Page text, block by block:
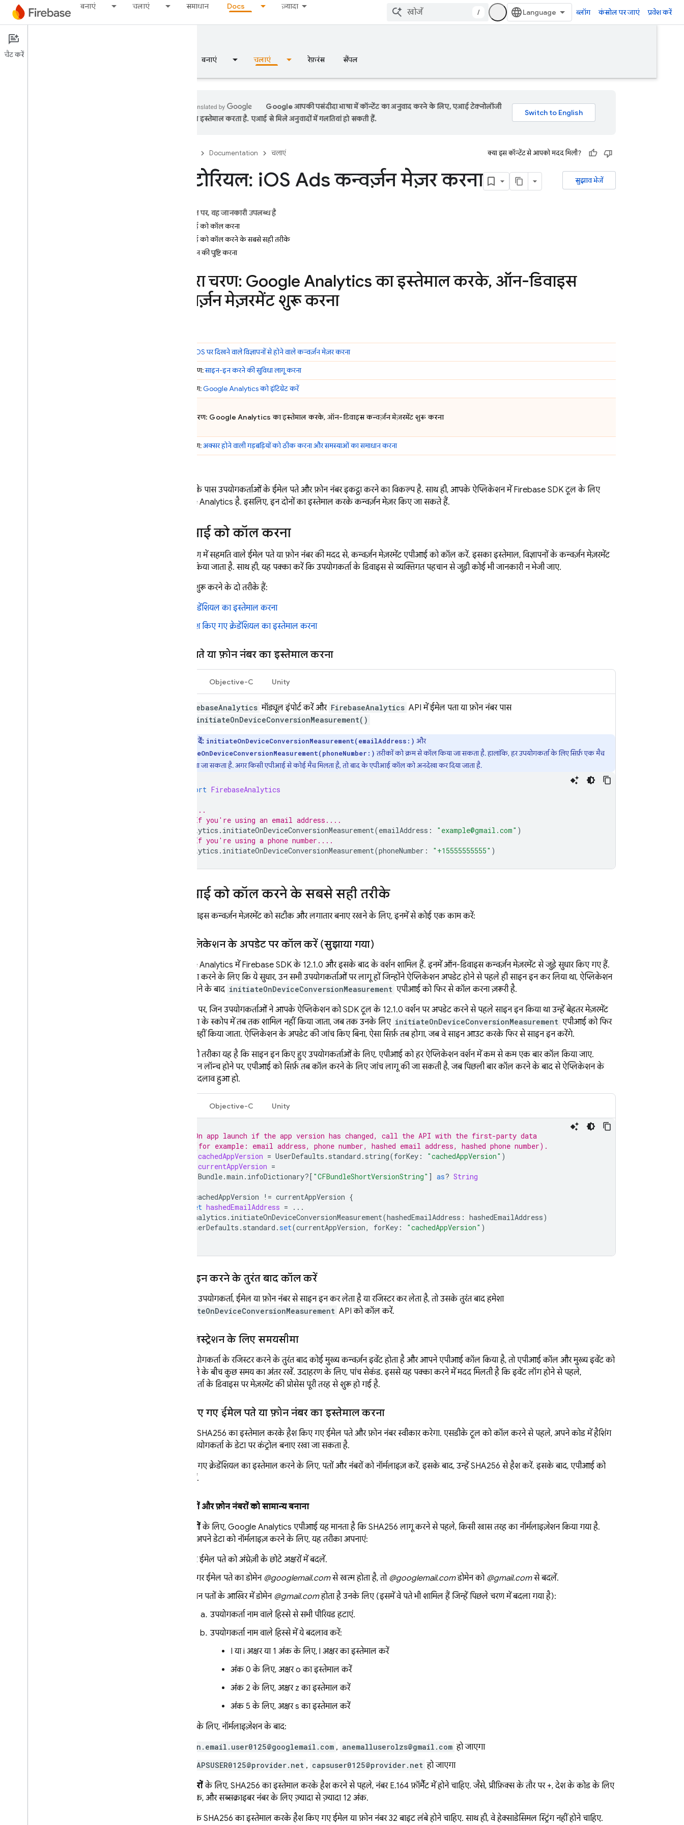
बनाएं चलाएं समाधान Docs ज़्यादा
/ ब्लॉग कंसोल पर जाएं प्रवेश करें
Documentation
खास जानकारी बनाएं चलाएं रेफ़रंस सैंपल
Google आपकी पसंदीदा भाषा में कॉन्टेंट का अनुवाद करने के लिए, एआई टेक्नोलॉजी
का इस्तेमाल करता है. एआई से मिले अनुवादों में गलतियां हो सकती हैं.
Documentation चलाएं क्या इस कॉन्टेंट से आपको मदद मिली?
सुझाव भेजें
ट्यूटोरियल: iOS Ads कन्वर्ज़न मेज़र करना
इस पेज पर, यह जानकारी उपलब्ध है
एपीआई को कॉल करना
एपीआई को कॉल करने के सबसे सही तरीके
इंटिग्रेशन की पुष्टि करना
तीसरा चरण: Google Analyticsका इस्तेमाल करके, ऑन-डिवाइस
कन्वर्ज़न मेज़रमेंट शुरू करना
iOS पर दिखने वाले विज्ञापनों से होने वाले कन्वर्ज़न मेज़र करना
पहला चरण:साइन-इन करने की सुविधा लागू करना
दूसरा चरण:Google Analyticsको इंटिग्रेट करें
तीसरा चरण: Google Analytics का इस्तेमाल करके, ऑन-डिवाइस कन्वर्ज़न मेज़रमेंट शुरू करना
चौथा चरण:अक्सर होने वाली गड़बड़ियों को ठीक करना और समस्याओं का समाधान करना
अब आपके पास उपयोगकर्ताओं के ईमेल पते और फ़ोन नंबर इकट्ठा करने का विकल्प है. साथ ही, आपके ऐप्लिकेशन में Firebase SDK टूल के लिए
Google Analytics है. इसलिए, इन दोनों का इस्तेमाल करके कन्वर्ज़न मेज़र किए जा सकते हैं.
एपीआई को कॉल करना
पहले चरण में सहमति वाले ईमेल पते या फ़ोन नंबर की मदद से, कन्वर्ज़न मेज़रमेंट एपीआई को कॉल करें. इसका इस्तेमाल, विज्ञापनों के कन्वर्ज़न मेज़रमेंट
के लिए किया जाता है. साथ ही, यह पक्का करें कि उपयोगकर्ता के डिवाइस से व्यक्तिगत पहचान से जुड़ी कोई भी जानकारी न भेजी जाए.
मेज़रमेंट शुरू करने के दो तरीके हैं:
क्रेडेंशियल का इस्तेमाल करना
हैश किए गए क्रेडेंशियल का इस्तेमाल करना
ईमेल पते या फ़ोन नंबर का इस्तेमाल करना
Objective-C Unity
FirebaseAnalytics मॉड्यूल इंपोर्ट करें और FirebaseAnalytics API में ईमेल पता या फ़ोन नंबर पास
initiateOnDeviceConversionMeasurement()
ध्यान दें: initiateOnDeviceConversionMeasurement(emailAddress:) और
initiateOnDeviceConversionMeasurement(phoneNumber:) तरीकों को क्रम से कॉल किया जा सकता है. हालांकि, हर उपयोगकर्ता के लिए सिर्फ़ एक मैच
रिपोर्ट किया जा सकता है. अगर किसी एपीआई से कोई मैच मिलता है, तो बाद के एपीआई कॉल को अनदेखा कर दिया जाता है.
import FirebaseAnalytics
// ...
// If you're using an email address....
Analytics . initiateOnDeviceConversionMeasurement(emailAddress : "example@gmail.com" )
// If you're using a phone number....
Analytics . initiateOnDeviceConversionMeasurement(phoneNumber : "+15555555555" )
एपीआई को कॉल करने के सबसे सही तरीके
ऑन-डिवाइस कन्वर्ज़न मेज़रमेंट को सटीक और लगातार बनाए रखने के लिए, इनमें से कोई एक काम करें:
हर ऐप्लिकेशन के अपडेट पर कॉल करें (सुझाया गया)
Google Analytics में Firebase SDK के 12.1.0 और इसके बाद के वर्शन शामिल हैं. इनमें ऑन-डिवाइस कन्वर्ज़न मेज़रमेंट से जुड़े सुधार किए गए हैं.
यह पक्का करने के लिए कि ये सुधार, उन सभी उपयोगकर्ताओं पर लागू हों जिन्होंने ऐप्लिकेशन अपडेट होने से पहले ही साइन इन कर लिया था, ऐप्लिकेशन
अपडेट होने के बाद initiateOnDeviceConversionMeasurement एपीआई को फिर से कॉल करना ज़रूरी है.
खास तौर पर, जिन उपयोगकर्ताओं ने आपके ऐप्लिकेशन को SDK टूल के 12.1.0 वर्शन पर अपडेट करने से पहले साइन इन किया था उन्हें बेहतर मेज़रमेंट
की सुविधा के स्कोप में तब तक शामिल नहीं किया जाता, जब तक उनके लिए initiateOnDeviceConversionMeasurement एपीआई को फिर
से कॉल नहीं किया जाता. ऐप्लिकेशन के अपडेट की जांच किए बिना, ऐसा सिर्फ़ तब होगा, जब वे साइन आउट करके फिर से साइन इन करेंगे.
सबसे सही तरीका यह है कि साइन इन किए हुए उपयोगकर्ताओं के लिए, एपीआई को हर ऐप्लिकेशन वर्शन में कम से कम एक बार कॉल किया जाए.
ऐप्लिकेशन लॉन्च होने पर, एपीआई को सिर्फ़ तब कॉल करने के लिए जांच लागू की जा सकती है, जब पिछली बार कॉल करने के बाद से ऐप्लिकेशन के
वर्शन में बदलाव हुआ हो.
Objective-C Unity
// On app launch if the app version has changed, call the API with the first-party data
// (for example: email address, phone number, hashed email address, hashed phone number).
cachedAppVersion = UserDefaults . standard . string(forKey : "cachedAppVersion" )
currentAppVersion =
Bundle.main . infoDictionary?[ "CFBundleShortVersionString" ] as? String
cachedAppVersion != currentAppVersion {
let hashedEmailAddress =
...
Analytics . initiateOnDeviceConversionMeasurement(hashedEmailAddress : hashedEmailAddress)
UserDefaults . standard .set(currentAppVersion, forKey : "cachedAppVersion" )
साइन इन करने के तुरंत बाद कॉल करें
जब कोई उपयोगकर्ता, ईमेल या फ़ोन नंबर से साइन इन कर लेता है या रजिस्टर कर लेता है, तो उसके तुरंत बाद हमेशा
initiateOnDeviceConversionMeasurement API को कॉल करें.
नए रजिस्ट्रेशन के लिए समयसीमा
अगर उपयोगकर्ता के रजिस्टर करने के तुरंत बाद कोई मुख्य कन्वर्ज़न इवेंट होता है और आपने एपीआई कॉल किया है, तो एपीआई कॉल और मुख्य इवेंट को
लॉग करने के बीच कुछ समय का अंतर रखें. उदाहरण के लिए, पांच सेकंड. इससे यह पक्का करने में मदद मिलती है कि इवेंट लॉग होने से पहले,
उपयोगकर्ता के डिवाइस पर मेज़रमेंट की प्रोसेस पूरी तरह से शुरू हो गई है.
हैश किए गए ईमेल पते या फ़ोन नंबर का इस्तेमाल करना
एपीआई, SHA256 का इस्तेमाल करके हैश किए गए ईमेल पते और फ़ोन नंबर स्वीकार करेगा. एसडीके टूल को कॉल करने से पहले, अपने कोड में हैशिंग
करके उपयोगकर्ता के डेटा पर कंट्रोल बनाए रखा जा सकता है.
हैश किए गए क्रेडेंशियल का इस्तेमाल करने के लिए, पतों और नंबरों को नॉर्मलाइज़ करें. इसके बाद, उन्हें SHA256 से हैश करें. इसके बाद, एपीआई को
कॉल करें.
ईमेल पतों और फ़ोन नंबरों को सामान्य बनाना
ईमेल पतोंके लिए, Google Analytics एपीआई यह मानता है कि SHA256 लागू करने से पहले, किसी खास तरह का नॉर्मलाइज़ेशन किया गया है.
इसलिए, अपने डेटा को नॉर्मलाइज़ करने के लिए, यह तरीका अपनाएं:
पूरे ईमेल पते को अंग्रेज़ी के छोटे अक्षरों में बदलें.
अगर ईमेल पते का डोमेन @googlemail.comसे खत्म होता है, तो @googlemail.comडोमेन को @gmail.comसे बदलें.
जिन पतों के आखिर में डोमेन @gmail.comहोता है उनके लिए (इसमें वे पते भी शामिल हैं जिन्हें पिछले चरण में बदला गया है):
उपयोगकर्ता नाम वाले हिस्से से सभी पीरियड हटाएं.
उपयोगकर्ता नाम वाले हिस्से में ये बदलाव करें:
I या i अक्षर या 1 अंक के लिए, l अक्षर का इस्तेमाल करें
अंक 0 के लिए, अक्षर o का इस्तेमाल करें
अंक 2 के लिए, अक्षर z का इस्तेमाल करें
अंक 5 के लिए, अक्षर s का इस्तेमाल करें
उदाहरण के लिए, नॉर्मलाइज़ेशन के बाद:
an.email.user0125@googlemail.com , anemalluserolzs@gmail.com हो जाएगा
CAPSUSER0125@provider.net , capsuser0125@provider.net हो जाएगा
फ़ोन नंबरोंके लिए, SHA256 का इस्तेमाल करके हैश करने से पहले, नंबर E.164 फ़ॉर्मैट में होने चाहिए. जैसे, प्रीफ़िक्स के तौर पर +, देश के कोड के लिए
1 से 3 अंक, और सब्सक्राइबर नंबर के लिए ज़्यादा से ज़्यादा 12 अंक.
ध्यान दें कि SHA256 का इस्तेमाल करके हैश किए गए ईमेल या फ़ोन नंबर 32 बाइट लंबे होने चाहिए. साथ ही, वे हेक्साडेसिमल स्ट्रिंग नहीं होने चाहिए.
चैट करें